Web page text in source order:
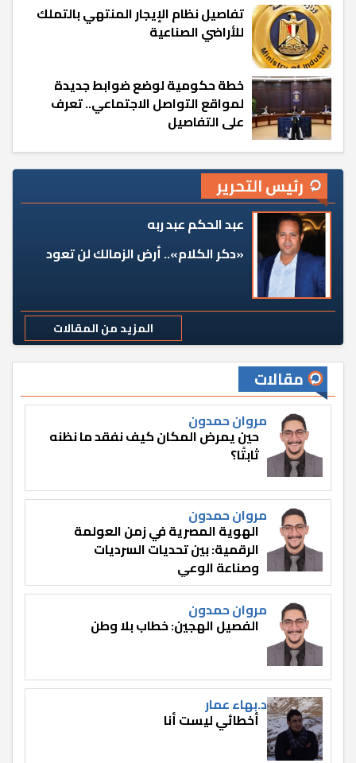
تفاصيل نظام الإيجار المنتهي بالتملك
للأراضي الصناعية
خطة حكومية لوضع ضوابط جديدة
لمواقع التواصل الاجتماعي.. تعرف
على التفاصيل
رئيس التحرير
عبد الحكم عبد ربه
«دكر الكلام».. أرض الزمالك لن تعود
المزيد من المقالات
مقالات
مروان حمدون
حين يمرض المكان كيف نفقد ما نظنه
ثابتًا؟
مروان حمدون
الهوية المصرية في زمن العولمة
الرقمية: بين تحديات السرديات
وصناعة الوعي
مروان حمدون
الفصيل الهجين: خطاب بلا وطن
د.بهاء عمار
أخطائي ليست أنا